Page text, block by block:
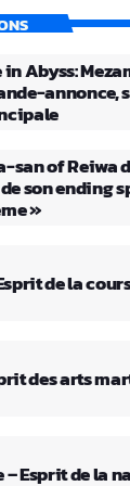
Abyss:
annonce,
san of Reiwa
son ending
»
de la
des arts
– Esprit de la